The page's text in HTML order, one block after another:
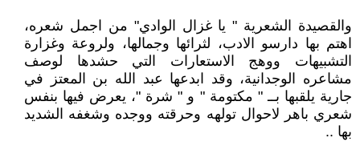
والقصيدة الشعرية " يا غزال الوادي" من اجمل شعره،
اهتم بها دارسو الادب، لثرائها وجمالها، ولروعة وغزارة
التشبيهات ووهج الاستعارات التي حشدها لوصف
مشاعره الوجدانية، وقد ابدعها عبد الله بن المعتز في
جارية يلقبها بــ " مكتومة " و " شرة "، يعرض فيها بنفس
شعري باهر لاحوال تولهه وحرقته ووجده وشغفه الشديد
بها ..